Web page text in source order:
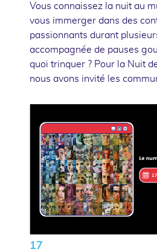
Vous connaissez la nuit au
vous immerger dans des
passionnants durant
accompagnée de pauses
quoi trinquer ? Pour la Nuit
nous avons invité les
17